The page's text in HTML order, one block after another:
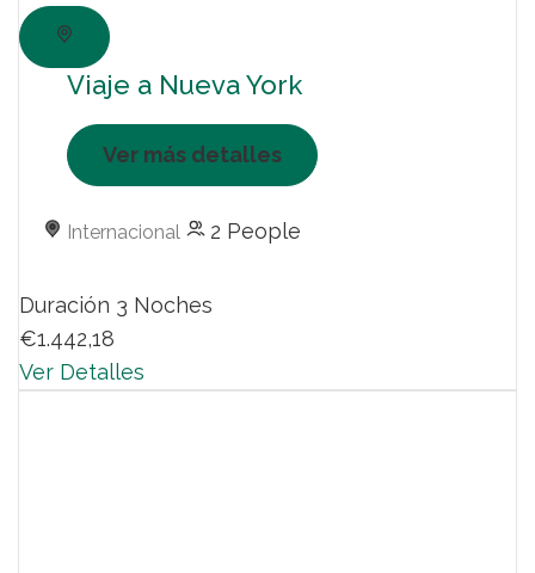
Viaje a Nueva York
Ver más detalles
Internacional 2 People
Duración 3 Noches
€1.442,18
Ver Detalles